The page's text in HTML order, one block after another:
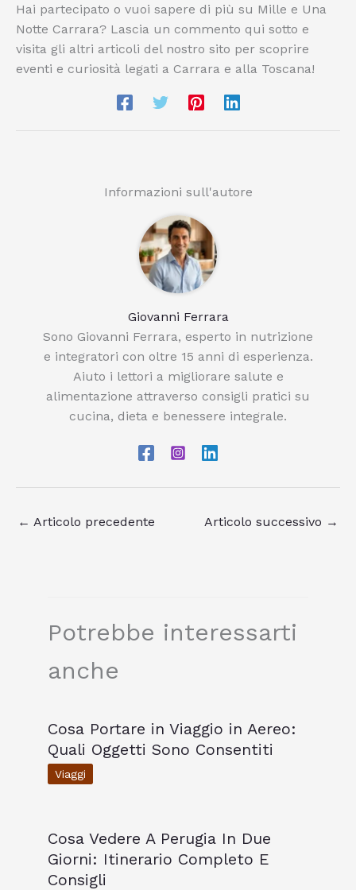
Hai partecipato o vuoi sapere di più su Mille e Una
Notte Carrara? Lascia un commento qui sotto e
visita gli altri articoli del nostro sito per scoprire
eventi e curiosità legati a Carrara e alla Toscana!
Informazioni sull'autore
Giovanni Ferrara
Sono Giovanni Ferrara, esperto in nutrizione
e integratori con oltre 15 anni di esperienza.
Aiuto i lettori a migliorare salute e
alimentazione attraverso consigli pratici su
cucina, dieta e benessere integrale.
← Articolo precedente Articolo successivo →
Potrebbe interessarti
anche
Cosa Portare in Viaggio in Aereo:
Quali Oggetti Sono Consentiti
Viaggi
Cosa Vedere A Perugia In Due
Giorni: Itinerario Completo E
Consigli